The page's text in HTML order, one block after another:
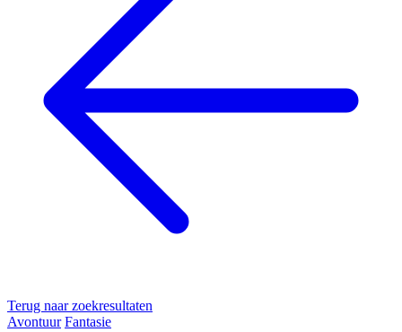
Terug naar zoekresultaten
Avontuur Fantasie